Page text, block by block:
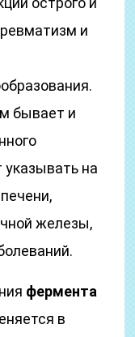
и
бывает и
на
железы,
фермента
в